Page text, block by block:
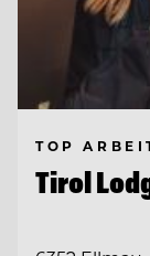
TOP
Tirol